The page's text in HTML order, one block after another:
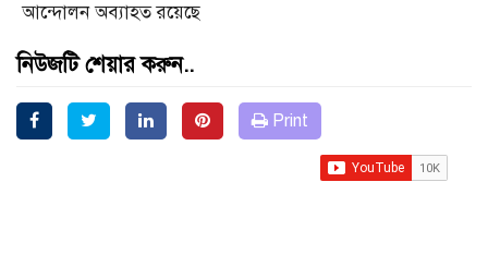
আন্দোলন অব্যাহত রয়েছে
নিউজটি শেয়ার করুন..
Print